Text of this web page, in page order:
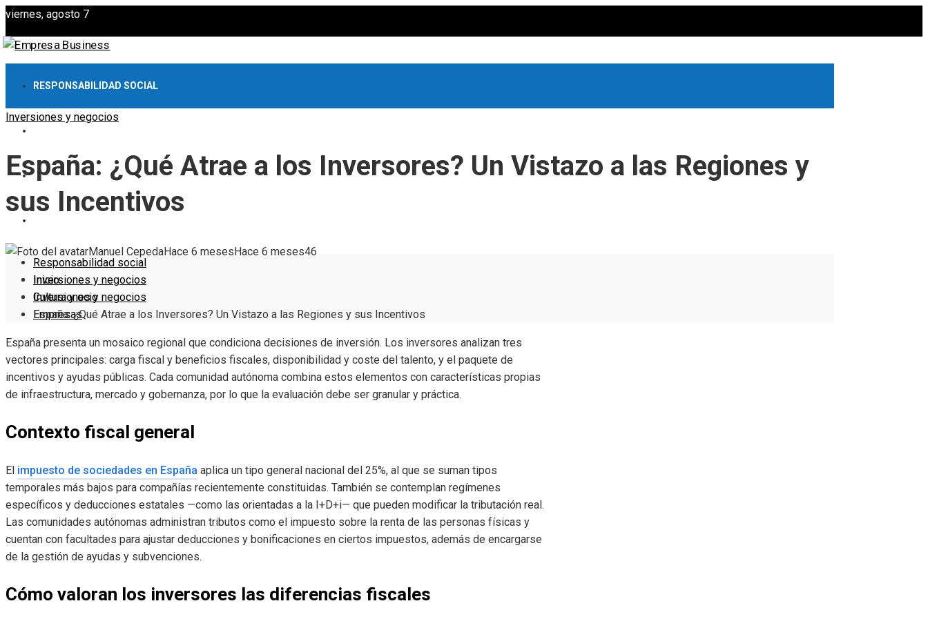
viernes, agosto 7
RESPONSABILIDAD SOCIAL
CULTURA Y OCIO
Responsabilidad social
Inversiones y negocios
Cultura y ocio
Empresas
Inversiones y negocios
España: ¿Qué Atrae a los Inversores? Un Vistazo a las Regiones y
sus Incentivos
Manuel CepedaHace 6 meses Hace 6 meses46
Inicio
Inversiones y negocios
España: ¿Qué Atrae a los Inversores? Un Vistazo a las Regiones y sus Incentivos
España presenta un mosaico regional que condiciona decisiones de inversión. Los inversores analizan tres
vectores principales: carga fiscal y beneficios fiscales, disponibilidad y coste del talento, y el paquete de
incentivos y ayudas públicas. Cada comunidad autónoma combina estos elementos con características propias
de infraestructura, mercado y gobernanza, por lo que la evaluación debe ser granular y práctica.
Contexto fiscal general
El impuesto de sociedades en España aplica un tipo general nacional del 25%, al que se suman tipos
temporales más bajos para compañías recientemente constituidas. También se contemplan regímenes
específicos y deducciones estatales —como las orientadas a la I+D+i— que pueden modificar la tributación real.
Las comunidades autónomas administran tributos como el impuesto sobre la renta de las personas físicas y
cuentan con facultades para ajustar deducciones y bonificaciones en ciertos impuestos, además de encargarse
de la gestión de ayudas y subvenciones.
Cómo valoran los inversores las diferencias fiscales